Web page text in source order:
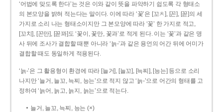
‘어법에 맞도록 한다’는 것은 이와 같이 뜻을 파악하기 쉽도록 각 형태소
의 본모양을 밝혀 적는다는 말이다. 이에 따라 ‘꽃’은 [꼬ㅊ], [꼰], [꼳]의 세
가지로 소리 나는 형태소이지만 그 본모양에 따라 ‘꽃’ 한 가지로 적고,
[꼬치], [꼰만], [꼳꽈]도 ‘꽃이, 꽃만, 꽃과’로 적게 된다. 이는 ‘꽃’과 같은 명
사 뒤에 조사가 결합할 때뿐 아니라 ‘늙-’과 같은 용언의 어간 뒤에 어미가
결합할 때도 동일하게 적용된다.
‘늙-’은 그 활용형이 환경에 따라 [늘거], [늘꼬], [늑찌], [능는] 등으로 소리
나지만 ‘늘거, 늘꼬, 늑찌, 능는’으로 적지 않고 ‘늙-’으로 어간의 형태를 고
정하여 ‘늙어, 늙고, 늙지, 늙는’으로 적는다.
늘거, 늘꼬, 늑찌, 능는 (×)